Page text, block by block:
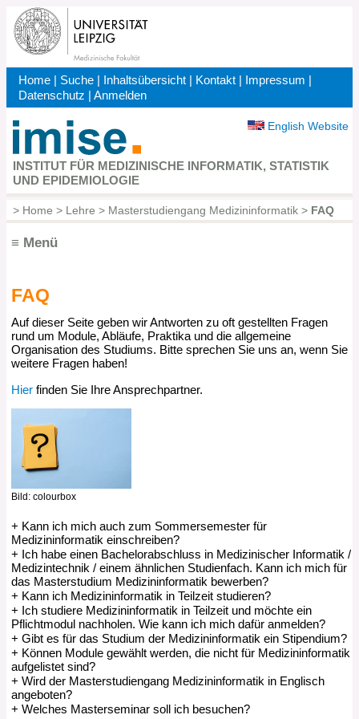
Direkt
zum
Inhalt
Kopfbereich
Home | Suche | Inhaltsübersicht | Kontakt | Impressum |
Datenschutz |Anmelden
English Website
INSTITUT FÜR MEDIZINISCHE INFORMATIK, STATISTIK
UND EPIDEMIOLOGIE
Pfadnavigation
> Home > Lehre > Masterstudiengang Medizininformatik> FAQ
≡ Menü
Hauptnavigation
FAQ
Auf dieser Seite geben wir Antworten zu oft gestellten Fragen
rund um Module, Abläufe, Praktika und die allgemeine
Organisation des Studiums. Bitte sprechen Sie uns an, wenn Sie
weitere Fragen haben!
Hierfinden Sie Ihre Ansprechpartner.
Bild: colourbox
Kann ich mich auch zum Sommersemester für
Medizininformatik einschreiben?
Nein, die Einschreibung in den Masterstudiengang
Medizininformatik ist nur zum Wintersemester möglich. Im 1.
Fachsemester werden durch die Pflichtmodule im
informatischen Zug bzw. medizinischen Zug wesentliche
Grundlagen für das weitere Studium gelegt.
Ich habe einen Bachelorabschluss in Medizinischer Informatik /
Medizintechnik / einem ähnlichen Studienfach. Kann ich mich für
das Masterstudium Medizininformatik bewerben?
Ja, wir freuen uns auf Ihre Bewerbung.
Kann ich Medizininformatik in Teilzeit studieren?
Ja, der Masterstudiengang Medizininformatik kann auch in
Teilzeit belegt werden. Es gelten dafür dieRichtlinien der
Universität Leipzig für ein Teilzeitstudium.
Ich studiere Medizininformatik in Teilzeit und möchte ein
Pflichtmodul nachholen. Wie kann ich mich dafür anmelden?
Für Pflichtmodule ist einen Anmeldung über TOOL nur für
das Fachsemester vorgesehen, das in der
Modulbeschreibung angegeben ist (s.
Studienverlauf). Möchten Sie ein Modul in einem späteren
Fachsemester nachholen, ist hierfür eine gesonderte
Moduleinschreibungüber ein Formular beim Studienbüro der
Gibt es für das Studium der Medizininformatik ein Stipendium?
Ja, aktuelle oder zukünftige Studierende der
Medizininformatik in Leipzig können sich z. B. bei der SECAI
(School of Embedded Composite Artificial Intelligence) um
ein Stipendium bewerben. Details zur Bewerbung finden Sie
auf derWebseite der SECAI.
Können Module gewählt werden, die nicht für Medizininformatik
aufgelistet sind?
Ja, statt der Module aus Modulgruppe B (Informatik) können
auch andere Module aus der Informatik oder
Wirtschaftsinformatik gewählt werden. Hierfür ist eine
Wird der Masterstudiengang Medizininformatik in Englisch
angeboten?
Nein, Unterrichtssprache ist in der Regel Deutsch.
Welches Masterseminar soll ich besuchen?